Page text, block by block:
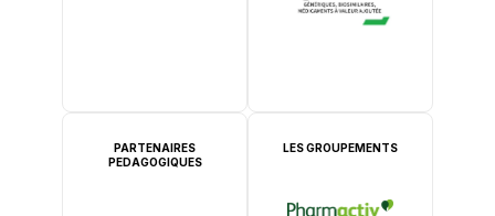
PARTENAIRES
PEDAGOGIQUES
LES GROUPEMENTS